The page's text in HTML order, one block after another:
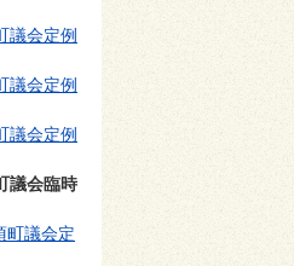
議会定例
議会定例
議会定例
議会臨時
町議会定